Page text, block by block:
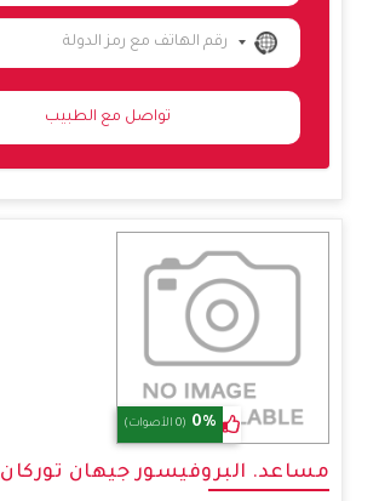
NO
SELECTED
0% (0 الأصوات)
مساعد. البروفيسور جيهان توركان M.D